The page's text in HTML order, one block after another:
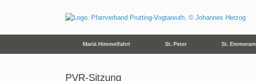
Mariä Himmelfahrt St. Peter St. Emmeram
PVR-Sitzung